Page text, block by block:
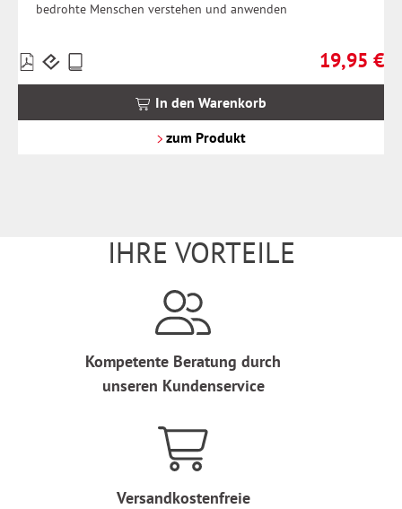
bedrohte Menschen verstehen und anwenden
Regulärer
19,95 €
Preise
inkl.
In den Warenkorb
zum Produkt
IHRE VORTEILE
Kompetente Beratung durch
unseren Kundenservice
Versandkostenfreie